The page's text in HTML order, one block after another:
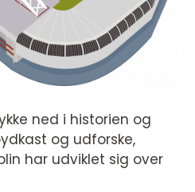
ned i historien og
og udforske,
har udviklet sig over